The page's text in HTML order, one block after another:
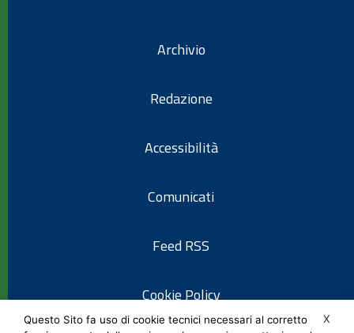
Archivio
Redazione
Accessibilità
Comunicati
Feed RSS
Cookie Policy
X
Questo Sito fa uso di cookie tecnici necessari al corretto